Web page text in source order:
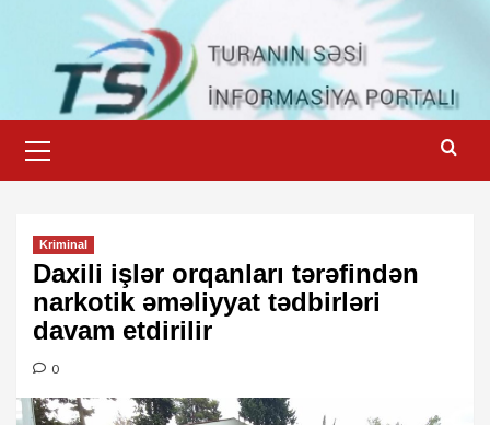
content
Menu
Kriminal
Daxili işlər orqanları tərəfindən
narkotik əməliyyat tədbirləri
davam etdirilir
0